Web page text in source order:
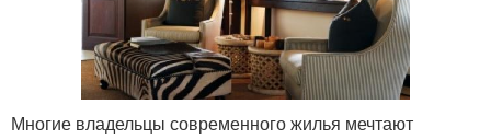
Многие владельцы современного жилья мечтают